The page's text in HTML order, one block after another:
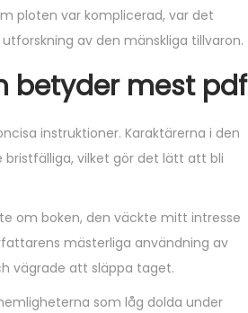
ploten var komplicerad, var det
av den mänskliga tillvaron.
betyder mest pdf
instruktioner. Karaktärerna i den
vilket gör det lätt att bli
om boken, den väckte mitt intresse
mästerliga användning av
vägrade att släppa taget.
som låg dolda under